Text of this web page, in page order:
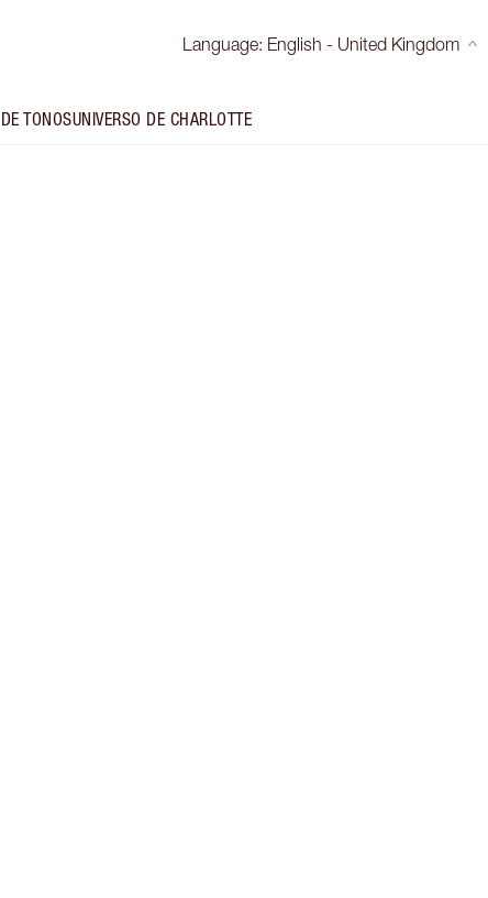
Language: English - United Kingdom
TONOSUNIVERSO DE CHARLOTTE